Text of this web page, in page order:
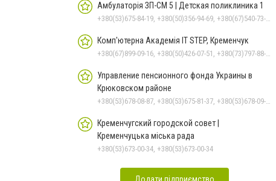
Амбулаторія ЗП-СМ 5 | Детская поликлиника 1
+380(53)675-84-19, +380(50)356-94-69, +380(67)540-73-87
Комп'ютерна Академія IT STEP, Кременчук
+380(67)899-09-16, +380(50)426-07-51, +380(73)797-88-17
Управление пенсионного фонда Украины в
Крюковском районе
+380(53)678-08-87, +380(53)675-81-37, +380(53)678-09-01, +380(53)675-81-32, +380(53)675-81-40, +380(53)675-81-33, +380(53)675-81-38, +380(53)675-81-31
Кременчугский городской совет |
Кременчуцька міська рада
+380(53)673-00-34, +380(53)673-00-34